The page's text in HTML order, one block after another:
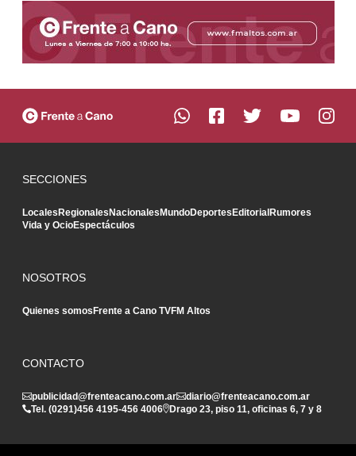
SECCIONES
Locales Regionales Nacionales MundoDeportes Editorial Rumores
Vida y OcioEspectáculos
NOSOTROS
Quienes somos Frente a Cano TVFM Altos
CONTACTO
publicidad@frenteacano.com.ar
diario@frenteacano.com.ar
Tel. (0291)456 4195-456 4006 Drago 23, piso 11, oficinas 6, 7 y 8